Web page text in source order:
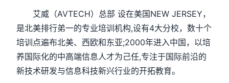
艾威（AVTECH）总部 设在美国NEW JERSEY，
是北美排行弟一的专业培训机构,设有4大分校，数十个
培训点遍布北美、西欧和东亚;2000年进入中国，以培
养国际化的中高端信息人才为己任,专注于国际前沿的
新技术研发与信息科技新兴行业的开拓教育。